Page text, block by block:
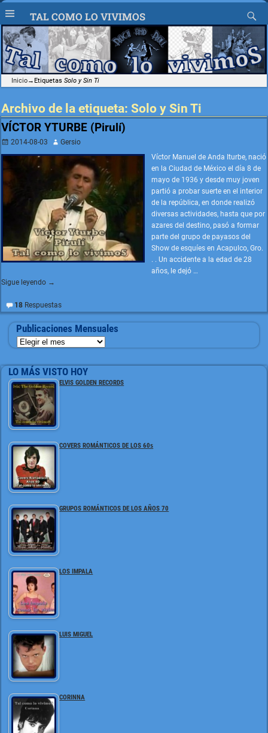
TAL COMO LO VIVIMOS
Inicio→EtiquetasSolo y Sin Ti
Archivo de la etiqueta:Solo y Sin Ti
VÍCTOR YTURBE (Pirulí)
2014-08-03
Gersio
Víctor Manuel de Anda Iturbe, nació
en la Ciudad de México el día 8 de
mayo de 1936 y desde muy joven
partió a probar suerte en el interior
de la república, en donde realizó
diversas actividades, hasta que por
azares del destino, pasó a formar
parte del grupo de payasos del
Show de esquíes en Acapulco, Gro.
. . Un accidente a la edad de 28
años, le dejó …
Sigue leyendo →
18Respuestas
Publicaciones Mensuales
LO MÁS VISTO HOY
ELVIS GOLDEN RECORDS
COVERS ROMÁNTICOS DE LOS 60s
GRUPOS ROMÁNTICOS DE LOS AÑOS 70
LOS IMPALA
LUIS MIGUEL
CORINNA